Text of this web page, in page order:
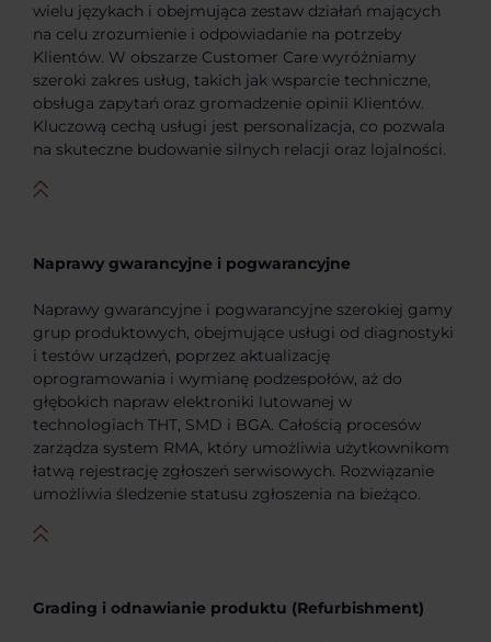
wielu językach i obejmująca zestaw działań mających
na celu zrozumienie i odpowiadanie na potrzeby
Klientów. W obszarze Customer Care wyróżniamy
szeroki zakres usług, takich jak wsparcie techniczne,
obsługa zapytań oraz gromadzenie opinii Klientów.
Kluczową cechą usługi jest personalizacja, co pozwala
na skuteczne budowanie silnych relacji oraz lojalności.
Naprawy gwarancyjne i pogwarancyjne
Naprawy gwarancyjne i pogwarancyjne szerokiej gamy
grup produktowych, obejmujące usługi od diagnostyki
i testów urządzeń, poprzez aktualizację
oprogramowania i wymianę podzespołów, aż do
głębokich napraw elektroniki lutowanej w
technologiach THT, SMD i BGA. Całością procesów
zarządza system RMA, który umożliwia użytkownikom
łatwą rejestrację zgłoszeń serwisowych. Rozwiązanie
umożliwia śledzenie statusu zgłoszenia na bieżąco.
Grading i odnawianie produktu (Refurbishment)